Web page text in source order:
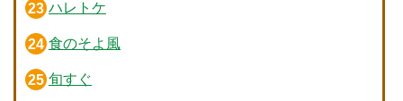
ハレトケ
食のそよ風
旬すぐ